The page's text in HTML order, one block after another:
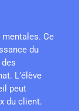
mentales. Ce
du
L’élève
peut
du client.